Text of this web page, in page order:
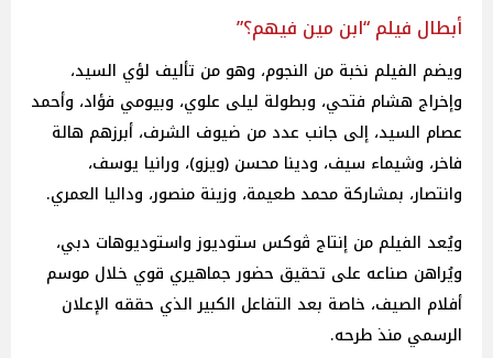
أبطال فيلم “ابن مين فيهم؟”
ويضم الفيلم نخبة من النجوم، وهو من تأليف لؤي السيد،
وإخراج هشام فتحي، وبطولة ليلى علوي، وبيومي فؤاد، وأحمد
عصام السيد، إلى جانب عدد من ضيوف الشرف، أبرزهم هالة
فاخر، وشيماء سيف، ودينا محسن (ويزو)، ورانيا يوسف،
وانتصار، بمشاركة محمد طعيمة، وزينة منصور، وداليا العمري.
ويُعد الفيلم من إنتاج ڤوكس ستوديوز واستوديوهات دبي،
ويُراهن صناعه على تحقيق حضور جماهيري قوي خلال موسم
أفلام الصيف، خاصة بعد التفاعل الكبير الذي حققه الإعلان
الرسمي منذ طرحه.